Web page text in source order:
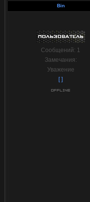
Bin
Сообщений: 1
Замечания:
Уважение
[ ]